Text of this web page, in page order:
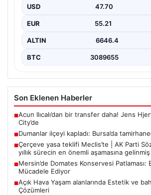
USD 47.70
EUR 55.21
ALTIN 6646.4
BTC 3089655
Son Eklenen Haberler
■Acun Ilıcalı’dan bir transfer daha! Jens
City’de
■Dumanlar ilçeyi kapladı: Bursa’da
■Çerçeve yasa teklifi Meclis’te | AK Parti
yıllık sürecin en önemli aşamasına
■Mersin’de Domates Konservesi Patlaması:
Mücadele Ediyor
■Açık Hava Yaşam alanlarında Estetik ve
Çözümleri